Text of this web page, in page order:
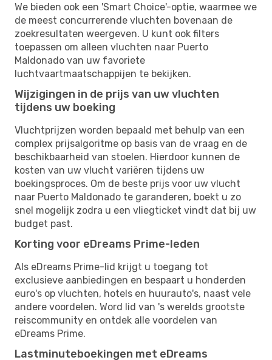
We bieden ook een 'Smart Choice'-optie, waarmee we
de meest concurrerende vluchten bovenaan de
zoekresultaten weergeven. U kunt ook filters
toepassen om alleen vluchten naar Puerto
Maldonado van uw favoriete
luchtvaartmaatschappijen te bekijken.
Wijzigingen in de prijs van uw vluchten
tijdens uw boeking
Vluchtprijzen worden bepaald met behulp van een
complex prijsalgoritme op basis van de vraag en de
beschikbaarheid van stoelen. Hierdoor kunnen de
kosten van uw vlucht variëren tijdens uw
boekingsproces. Om de beste prijs voor uw vlucht
naar Puerto Maldonado te garanderen, boekt u zo
snel mogelijk zodra u een vliegticket vindt dat bij uw
budget past.
Korting voor eDreams Prime-leden
Als eDreams Prime-lid krijgt u toegang tot
exclusieve aanbiedingen en bespaart u honderden
euro's op vluchten, hotels en huurauto's, naast vele
andere voordelen. Word lid van 's werelds grootste
reiscommunity en ontdek alle voordelen van
eDreams Prime.
Lastminuteboekingen met eDreams